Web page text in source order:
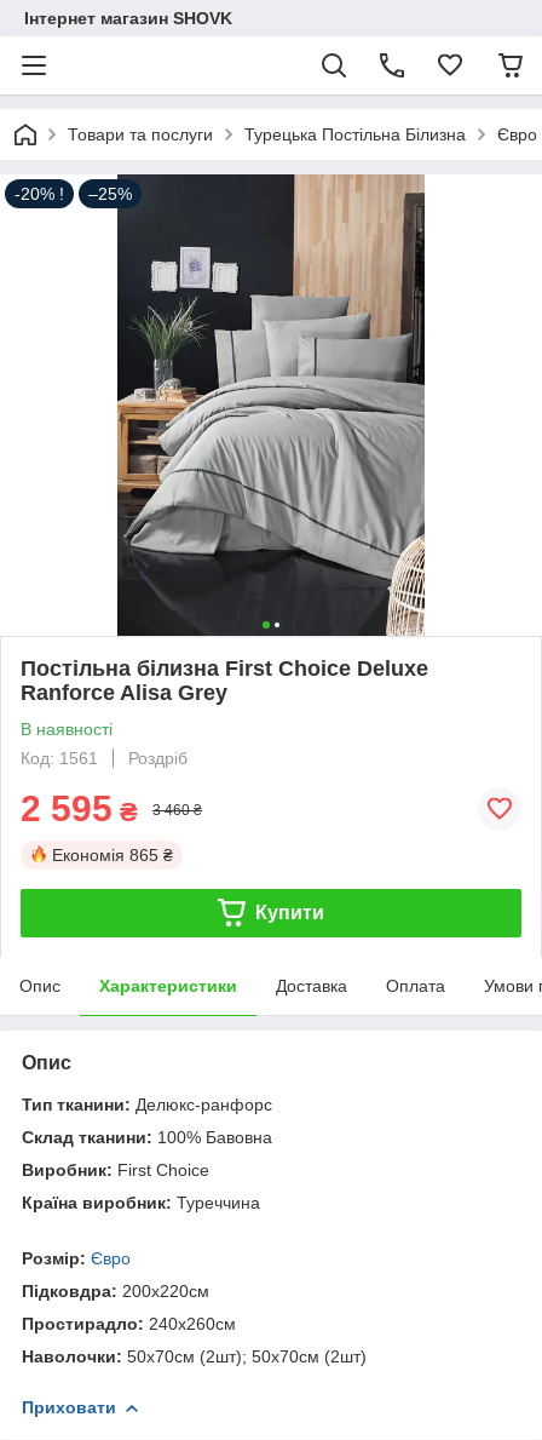
Інтернет магазин SHOVK
Товари та послуги Турецька Постільна Білизна Євро
-20% ! –25%
Постільна білизна First Choice Deluxe
Ranforce Alisa Grey
В наявності
Код: 1561
Роздріб
2 595 ₴ 3 460 ₴
Економія 865 ₴
Купити
Опис Характеристики Доставка Оплата Умови
Опис
Тип тканини: Делюкс-ранфорс
Склад тканини: 100% Бавовна
Виробник: First Choice
Країна виробник: Туреччина
Розмір: Євро
Підковдра: 200х220см
Простирадло: 240х260см
Наволочки: 50х70см (2шт); 50х70см (2шт)
Приховати